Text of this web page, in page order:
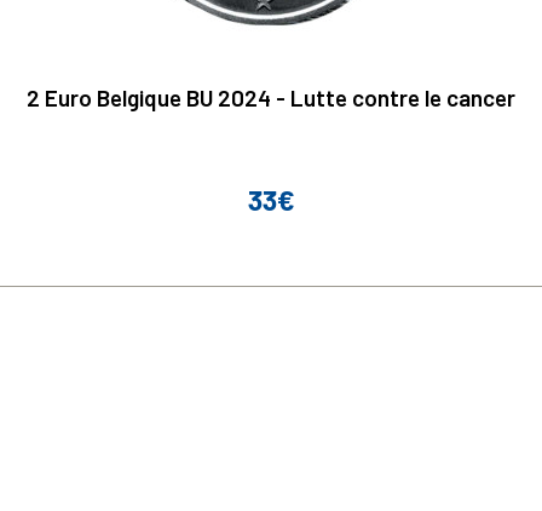
2 Euro Belgique BU 2024 - Lutte contre le cancer
Prix
33€